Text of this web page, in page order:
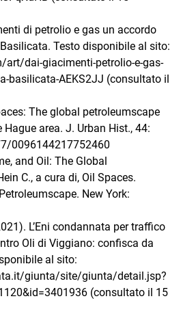
di petrolio e gas un accordo
Testo disponibile al sito:
art/dai-giacimenti-petrolio-e-gas-
basilicata-AEKS2JJ (consultato il
The global petroleumscape
area. J. Urban Hist., 44:
0096144217752460
and Oil: The Global
C., a cura di, Oil Spaces.
New York:
L’Eni condannata per traffico
Oli di Viggiano: confisca da
al sito:
giunta/site/giunta/detail.jsp?
(consultato il 15